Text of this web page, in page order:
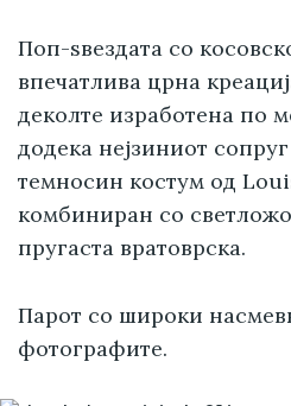
Поп-ѕвездата со
впечатлива црна
деколте изработена по
додека нејзиниот
темносин костум од
комбиниран со
пругаста вратоврска.
Парот со широки
фотографите.